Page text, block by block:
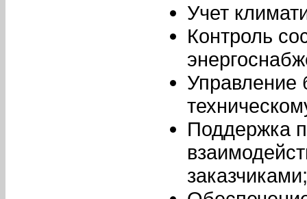
Учет
Контроль
Поддержка
заказчиками;